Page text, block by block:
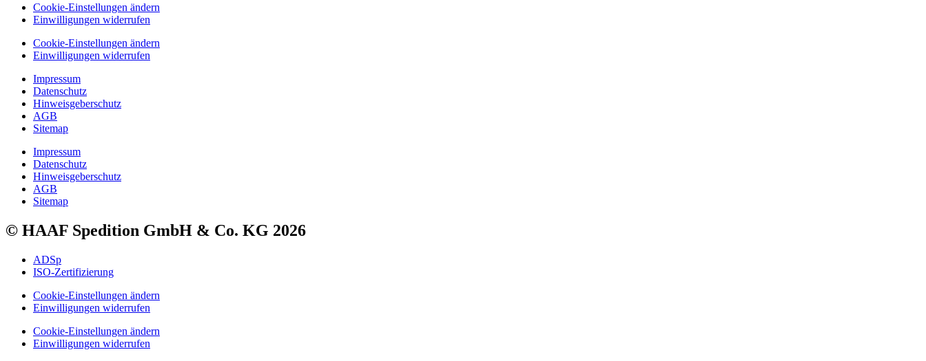
Cookie-Einstellungen ändern
Einwilligungen widerrufen
Cookie-Einstellungen ändern
Einwilligungen widerrufen
Impressum
Datenschutz
Hinweisgeberschutz
AGB
Sitemap
Impressum
Datenschutz
Hinweisgeberschutz
AGB
Sitemap
© HAAF Spedition GmbH & Co. KG 2026
ADSp
ISO-Zertifizierung
Cookie-Einstellungen ändern
Einwilligungen widerrufen
Cookie-Einstellungen ändern
Einwilligungen widerrufen